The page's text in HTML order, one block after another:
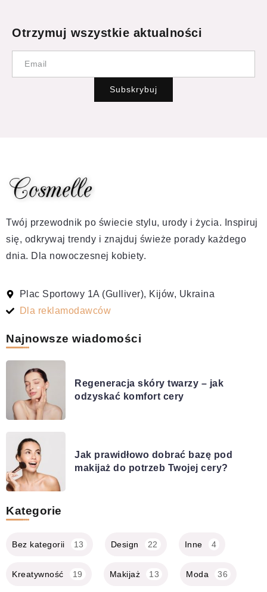
Otrzymuj wszystkie aktualności
Subskrybuj
Twój przewodnik po świecie stylu, urody i życia. Inspiruj
się, odkrywaj trendy i znajduj świeże porady każdego
dnia. Dla nowoczesnej kobiety.
Plac Sportowy 1A (Gulliver), Kijów, Ukraina
Dla reklamodawców
Najnowsze wiadomości
Regeneracja skóry twarzy – jak
odzyskać komfort cery
Jak prawidłowo dobrać bazę pod
makijaż do potrzeb Twojej cery?
Kategorie
Bez kategorii 13 Design 22 Inne 4
Kreatywność 19 Makijaż 13 Moda 36